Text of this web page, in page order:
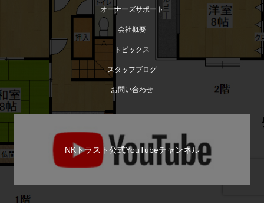
【土地】「梅林六丁目」事業用地 売買完了！
オーナーズサポート
会社概要
トピックス
スタッフブログ
お問い合わせ
NKトラスト公式YouTubeチャンネル